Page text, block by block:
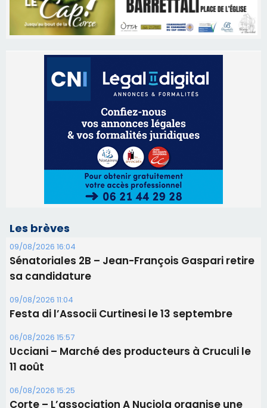
Les brèves
09/08/2026 16:04
Sénatoriales 2B – Jean-François Gaspari retire
sa candidature
09/08/2026 11:04
Festa di l’Associi Curtinesi le 13 septembre
06/08/2026 15:57
Ucciani – Marché des producteurs à Cruculi le
11 août
06/08/2026 15:25
Corte – L’association A Nuciola organise une